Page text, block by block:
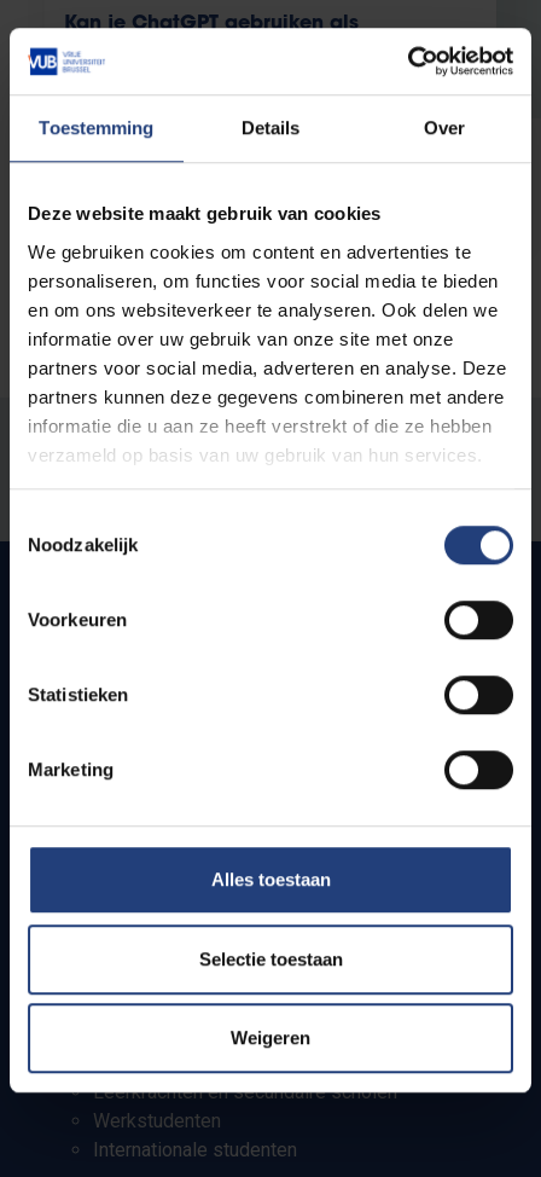
Toestemming Details Over
Deze website maakt gebruik van cookies
We gebruiken cookies om content en advertenties te
personaliseren, om functies voor social media te bieden
en om ons websiteverkeer te analyseren. Ook delen we
informatie over uw gebruik van onze site met onze
partners voor social media, adverteren en analyse. Deze
partners kunnen deze gegevens combineren met andere
informatie die u aan ze heeft verstrekt of die ze hebben
verzameld op basis van uw gebruik van hun services.
Noodzakelijk
Voorkeuren
Statistieken
Marketing
Alles toestaan
Selectie toestaan
Weigeren
Kan je ChatGPT gebruiken als
psycholoog?
Stond er een fout op deze pagina?
Laat het ons weten
Webmail
Bereikbaarheid
Campusfaciliteiten
Info voor
Studenten
Leerkrachten en secundaire scholen
Werkstudenten
Internationale studenten